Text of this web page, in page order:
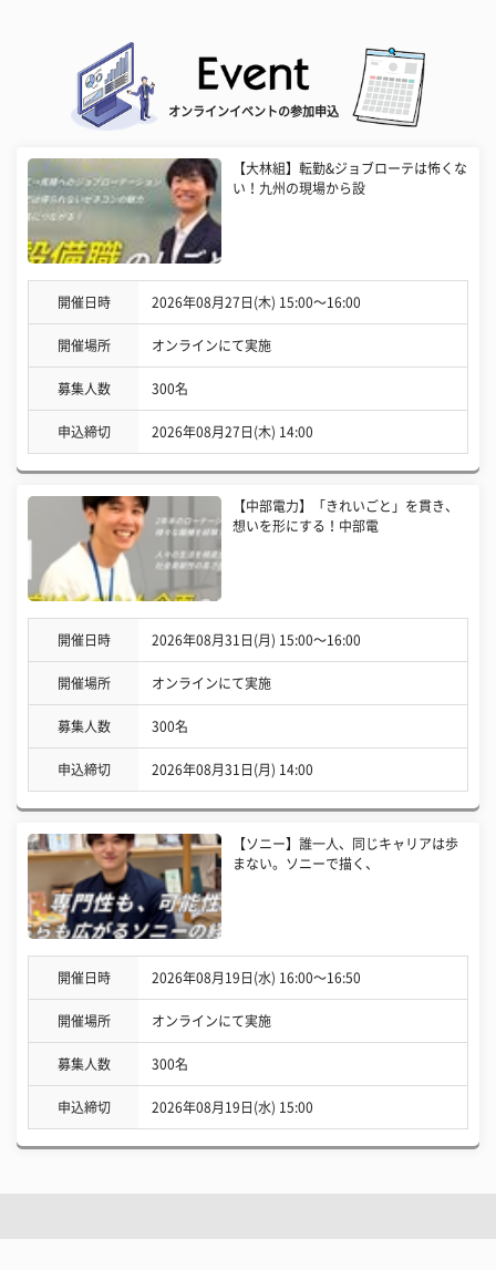
オンラインイベントの参加申込
【大林組】転勤&ジョブローテは怖くな
い！九州の現場から設
開催日時 2026年08月27日(木) 15:00〜16:00
開催場所 オンラインにて実施
募集人数 300名
申込締切 2026年08月27日(木) 14:00
【中部電力】「きれいごと」を貫き、
想いを形にする！中部電
開催日時 2026年08月31日(月) 15:00〜16:00
開催場所 オンラインにて実施
募集人数 300名
申込締切 2026年08月31日(月) 14:00
【ソニー】誰一人、同じキャリアは歩
まない。ソニーで描く、
開催日時 2026年08月19日(水) 16:00〜16:50
開催場所 オンラインにて実施
募集人数 300名
申込締切 2026年08月19日(水) 15:00